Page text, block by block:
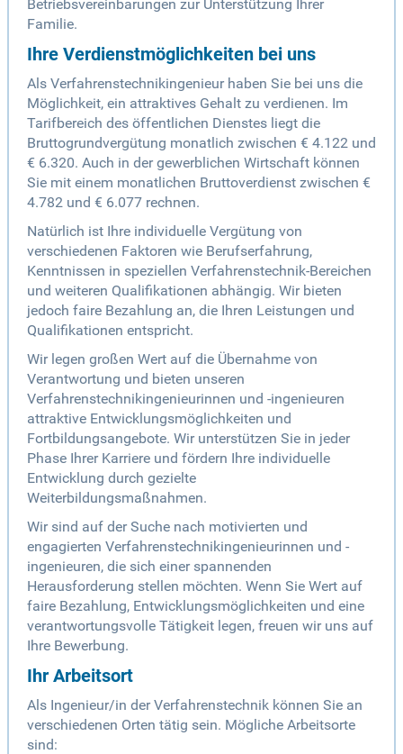
Betriebsvereinbarungen zur Unterstützung Ihrer
Familie.
Ihre Verdienstmöglichkeiten bei uns
Als Verfahrenstechnikingenieur haben Sie bei uns die
Möglichkeit, ein attraktives Gehalt zu verdienen. Im
Tarifbereich des öffentlichen Dienstes liegt die
Bruttogrundvergütung monatlich zwischen € 4.122 und
€ 6.320. Auch in der gewerblichen Wirtschaft können
Sie mit einem monatlichen Bruttoverdienst zwischen €
4.782 und € 6.077 rechnen.
Natürlich ist Ihre individuelle Vergütung von
verschiedenen Faktoren wie Berufserfahrung,
Kenntnissen in speziellen Verfahrenstechnik-Bereichen
und weiteren Qualifikationen abhängig. Wir bieten
jedoch faire Bezahlung an, die Ihren Leistungen und
Qualifikationen entspricht.
Wir legen großen Wert auf die Übernahme von
Verantwortung und bieten unseren
Verfahrenstechnikingenieurinnen und -ingenieuren
attraktive Entwicklungsmöglichkeiten und
Fortbildungsangebote. Wir unterstützen Sie in jeder
Phase Ihrer Karriere und fördern Ihre individuelle
Entwicklung durch gezielte
Weiterbildungsmaßnahmen.
Wir sind auf der Suche nach motivierten und
engagierten Verfahrenstechnikingenieurinnen und -
ingenieuren, die sich einer spannenden
Herausforderung stellen möchten. Wenn Sie Wert auf
faire Bezahlung, Entwicklungsmöglichkeiten und eine
verantwortungsvolle Tätigkeit legen, freuen wir uns auf
Ihre Bewerbung.
Ihr Arbeitsort
Als Ingenieur/in der Verfahrenstechnik können Sie an
verschiedenen Orten tätig sein. Mögliche Arbeitsorte
sind: